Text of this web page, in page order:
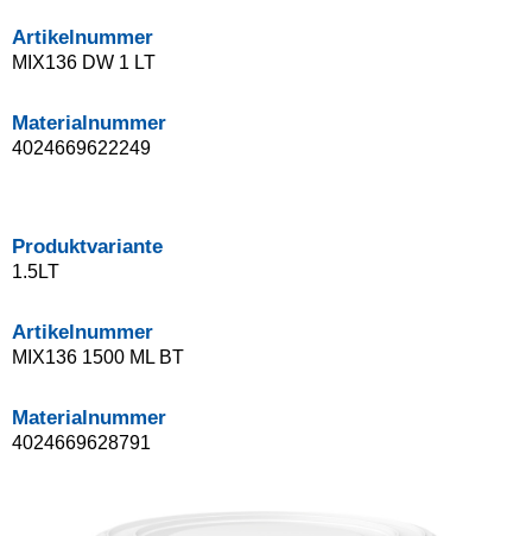
Artikelnummer
MIX136 DW 1 LT
Materialnummer
4024669622249
Produktvariante
1.5LT
Artikelnummer
MIX136 1500 ML BT
Materialnummer
4024669628791